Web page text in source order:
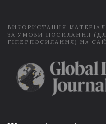
ВИКОРИСТАННЯ
ЗА УМОВИ ПОСИЛАННЯ
ГІПЕРПОСИЛАННЯ) НА